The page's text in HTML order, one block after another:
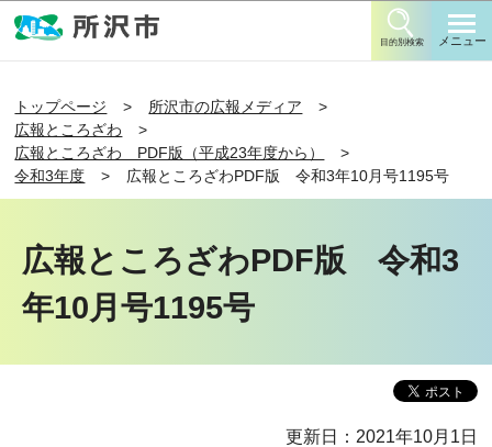
目的別検索 メニュー
トップページ
所沢市の広報メディア
広報ところざわ
広報ところざわ PDF版（平成23年度から）
令和3年度
広報ところざわPDF版 令和3年10月号1195号
広報ところざわPDF版 令和3
年10月号1195号
更新日：2021年10月1日